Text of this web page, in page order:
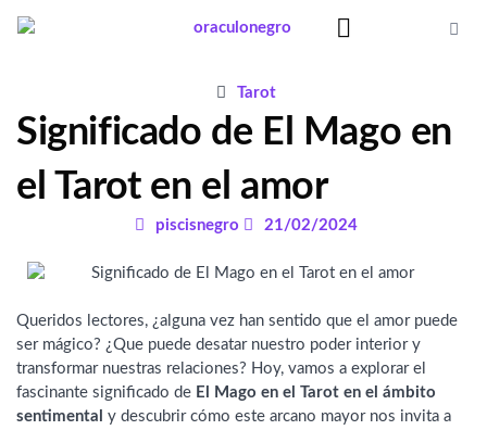
Tarot
Significado de El Mago en
el Tarot en el amor
piscisnegro 21/02/2024
Queridos lectores, ¿alguna vez han sentido que el amor puede
ser mágico? ¿Que puede desatar nuestro poder interior y
transformar nuestras relaciones? Hoy, vamos a explorar el
fascinante significado de El Mago en el Tarot en el ámbito
sentimental y descubrir cómo este arcano mayor nos invita a